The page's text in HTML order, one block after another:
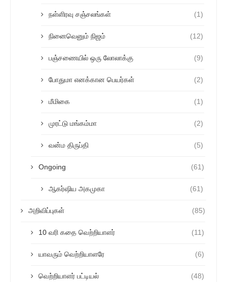
நள்ளிரவு சஞ்சலங்கள் (1)
நினைவெனும் நிஜம் (12)
பஞ்சணையில் ஒரு லோலாக்கு (9)
போதுமா எனக்கான பெயர்கள் (2)
மீமிகை (1)
முரட்டு மங்கம்மா (2)
வன்ம திருப்தி (5)
Ongoing (61)
ஆகர்ஷிய அகமுகா (61)
அறிவிப்புகள் (85)
10 வரி கதை வெற்றியாளர் (11)
யாவரும் வெற்றியாளரே (6)
வெற்றியாளர் பட்டியல் (48)